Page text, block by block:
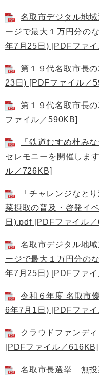
名取市デジタル地
ージで最大１万円分の
年7月25日) [PDFファ
第１９代名取市長
23日) [PDFファイル／
第１９代名取市長
ファイル／590KB]
「鉄道むすめ杜み
セレモニーを開催しま
ル／726KB]
「チャレンジなと
菜摂取の普及・啓発イ
日).pdf [PDFファイル
名取市デジタル地
ージで最大１万円分の
年7月25日) [PDFファ
令和６年度 名取市
6年7月1日) [PDFファ
クラウドファンデ
[PDFファイル／616KB]
名取市長選挙 無投